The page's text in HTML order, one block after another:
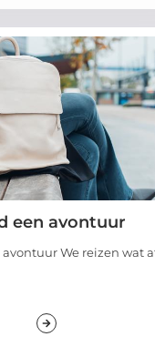
een avontuur
We reizen wat